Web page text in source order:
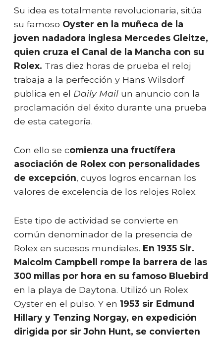
Su idea es totalmente revolucionaria, sitúa
su famoso Oyster en la muñeca de la
joven nadadora inglesa Mercedes Gleitze,
quien cruza el Canal de la Mancha con su
Rolex. Tras diez horas de prueba el reloj
trabaja a la perfección y Hans Wilsdorf
publica en el Daily Mail un anuncio con la
proclamación del éxito durante una prueba
de esta categoría.
Con ello se comienza una fructífera
asociación de Rolex con personalidades
de excepción, cuyos logros encarnan los
valores de excelencia de los relojes Rolex.
Este tipo de actividad se convierte en
común denominador de la presencia de
Rolex en sucesos mundiales. En 1935 Sir.
Malcolm Campbell rompe la barrera de las
300 millas por hora en su famoso Bluebird
en la playa de Daytona. Utilizó un Rolex
Oyster en el pulso. Y en 1953 sir Edmund
Hillary y Tenzing Norgay, en expedición
dirigida por sir John Hunt, se convierten